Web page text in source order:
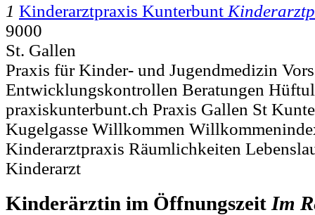
1 Kinderarztpraxis Kunterbunt
9000
St. Gallen
Praxis für Kinder- und Jugendmedizin
Entwicklungskontrollen Beratungen
praxiskunterbunt.ch Praxis Gallen St
Kugelgasse Willkommen
Kinderarztpraxis Räumlichkeiten
Kinderarzt
Kinderärztin im Öffnungszeit Im